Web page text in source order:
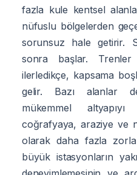
fazla kule kentsel
nüfuslu bölgelerden
sorunsuz hale getirir.
sonra başlar.
ilerledikçe, kapsama
gelir. Bazı alanlar
mükemmel
coğrafyaya, araziye ve
olarak daha fazla
büyük istasyonların